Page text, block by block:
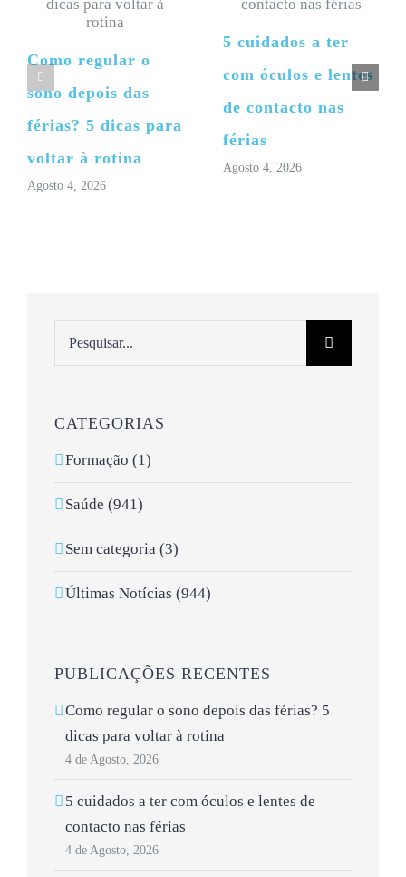
Como regular o
sono depois das
férias? 5 dicas para
voltar à rotina
Agosto 4, 2026
5 cuidados a ter
com óculos e lentes
de contacto nas
férias
Agosto 4, 2026
CATEGORIAS
Formação (1)
Saúde (941)
Sem categoria (3)
Últimas Notícias (944)
PUBLICAÇÕES RECENTES
Como regular o sono depois das férias? 5
dicas para voltar à rotina
4 de Agosto, 2026
5 cuidados a ter com óculos e lentes de
contacto nas férias
4 de Agosto, 2026